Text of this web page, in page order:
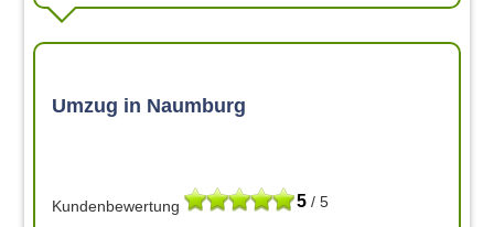
Umzug in Naumburg
5 / 5
Kundenbewertung